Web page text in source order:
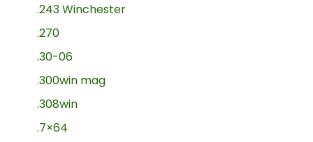
.243 Winchester
.270
.30-06
.300win mag
.308win
.7×64